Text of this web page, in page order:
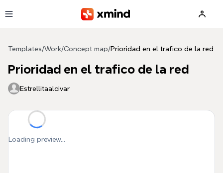
Templates/Work/Concept map/Prioridad en el trafico de la red
Prioridad en el trafico de la red
Estrellitaalcivar
Loading preview...